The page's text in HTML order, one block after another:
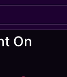
On